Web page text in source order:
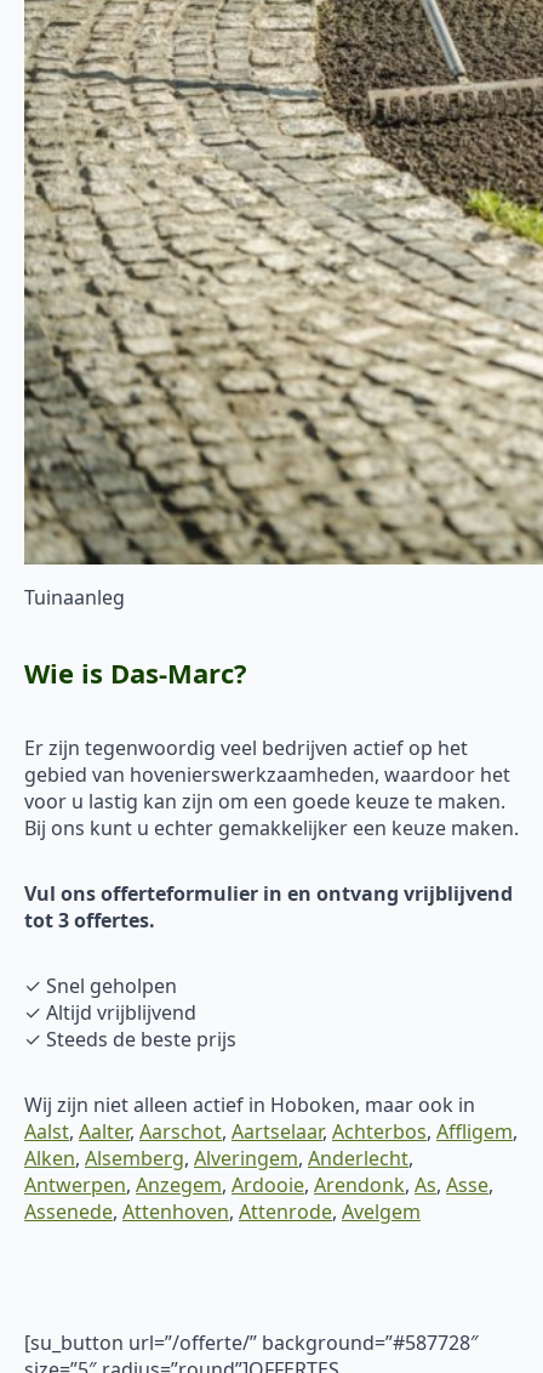
Tuinaanleg
Wie is Das-Marc?
Er zijn tegenwoordig veel bedrijven actief op het
gebied van hovenierswerkzaamheden, waardoor het
voor u lastig kan zijn om een goede keuze te maken.
Bij ons kunt u echter gemakkelijker een keuze maken.
Vul ons offerteformulier in en ontvang vrijblijvend
tot 3 offertes.
✓ Snel geholpen
✓ Altijd vrijblijvend
✓ Steeds de beste prijs
Wij zijn niet alleen actief in Hoboken, maar ook in
Aalst, Aalter, Aarschot, Aartselaar, Achterbos, Affligem,
Alken, Alsemberg, Alveringem, Anderlecht,
Antwerpen, Anzegem, Ardooie, Arendonk, As, Asse,
Assenede, Attenhoven, Attenrode, Avelgem
[su_button url=”/offerte/” background=”#587728″